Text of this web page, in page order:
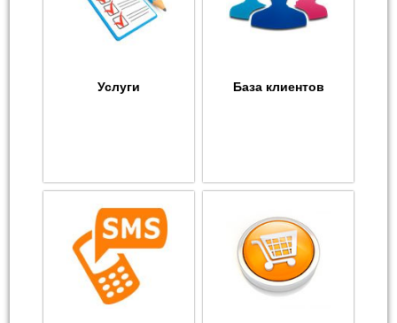
Услуги База клиентов